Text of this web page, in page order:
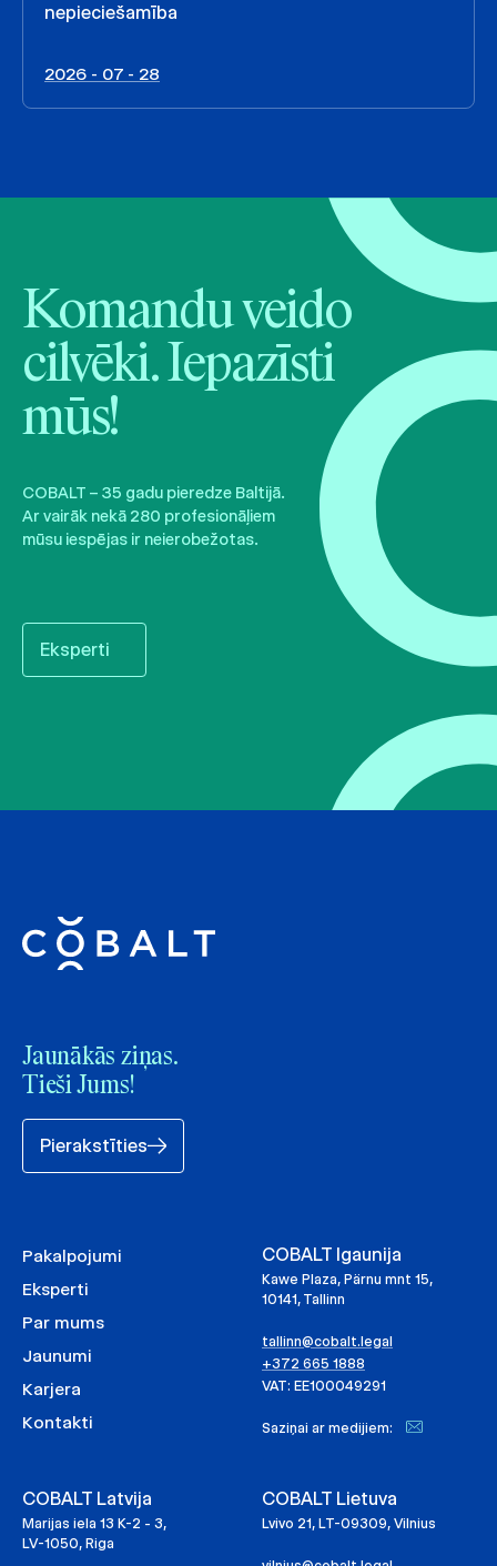
nepieciešamība
2026 - 07 - 28
Komandu veido
cilvēki. Iepazīsti
mūs!
COBALT – 35 gadu pieredze Baltijā.
Ar vairāk nekā 280 profesionāļiem
mūsu iespējas ir neierobežotas.
Eksperti
Jaunākās ziņas.
Tieši Jums!
Pierakstīties
Pakalpojumi
Eksperti
Par mums
Jaunumi
Karjera
Kontakti
COBALT Igaunija
Kawe Plaza, Pärnu mnt 15,
10141, Tallinn
tallinn@cobalt.legal
+372 665 1888
VAT: EE100049291
Saziņai ar medijiem:
COBALT Latvija
Marijas iela 13 K-2 - 3,
LV-1050, Riga
COBALT Lietuva
Lvivo 21, LT-09309, Vilnius